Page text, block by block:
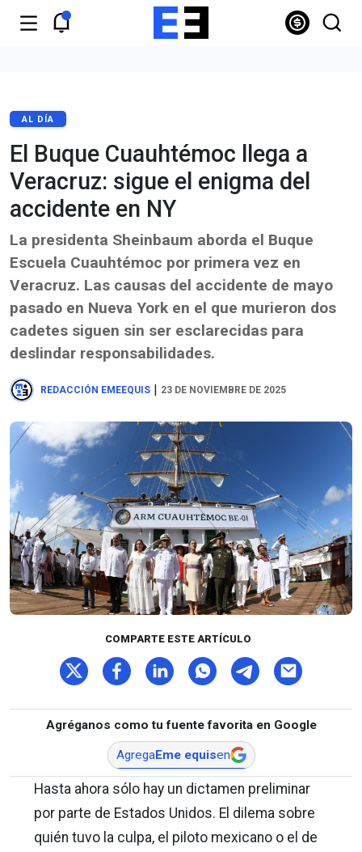
AL DÍA
El Buque Cuauhtémoc llega a
Veracruz: sigue el enigma del
accidente en NY
La presidenta Sheinbaum aborda el Buque
Escuela Cuauhtémoc por primera vez en
Veracruz. Las causas del accidente de mayo
pasado en Nueva York en el que murieron dos
cadetes siguen sin ser esclarecidas para
deslindar responsabilidades.
REDACCIÓN EMEEQUIS | 23 DE NOVIEMBRE DE 2025
COMPARTE ESTE ARTÍCULO
Agréganos como tu fuente favorita en Google
AgregaEme equisen
Hasta ahora sólo hay un dictamen preliminar
por parte de Estados Unidos. El dilema sobre
quién tuvo la culpa, el piloto mexicano o el de